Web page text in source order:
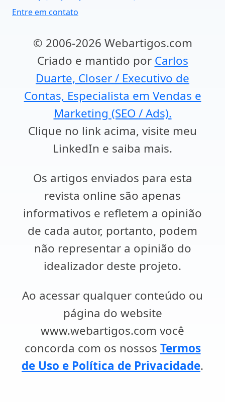
Entre em contato
© 2006-2026 Webartigos.com
Criado e mantido por Carlos
Duarte, Closer / Executivo de
Contas, Especialista em Vendas e
Marketing (SEO / Ads).
Clique no link acima, visite meu
LinkedIn e saiba mais.
Os artigos enviados para esta
revista online são apenas
informativos e refletem a opinião
de cada autor, portanto, podem
não representar a opinião do
idealizador deste projeto.
Ao acessar qualquer conteúdo ou
página do website
www.webartigos.com você
concorda com os nossos Termos
de Uso e Política de Privacidade.